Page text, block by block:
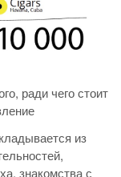
ради чего стоит
из
знакомства с